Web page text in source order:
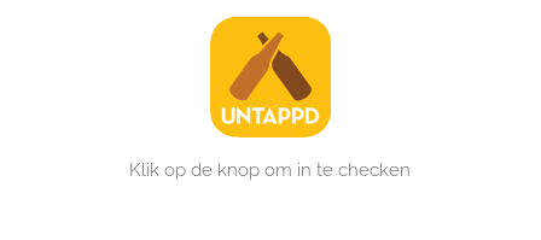
Klik op de knop om in te checken